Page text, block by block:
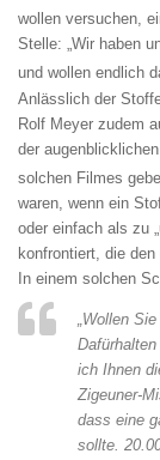
wollen versuchen,
Stelle: „Wir haben
und wollen endlich
Anlässlich der
Rolf Meyer zudem
der
solchen Filmes
waren, wenn ein
oder einfach als zu
konfrontiert, die
In einem solchen
„Wollen
ich Ihnen
Zigeuner-
dass eine
sollte.